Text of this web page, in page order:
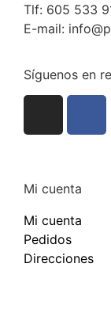
Tlf: 605 533
E-mail:
Síguenos en
Mi cuenta
Mi cuenta
Pedidos
Direcciones